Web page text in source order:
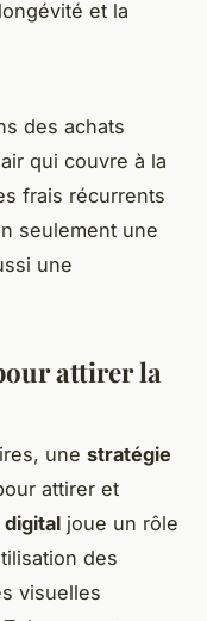
et la
des achats
qui couvre à la
frais récurrents
seulement une
une
attirer la
une stratégie
attirer et
digital joue un rôle
des
visuelles